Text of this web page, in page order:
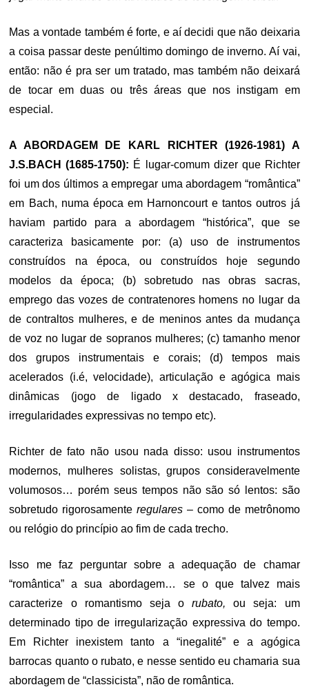
Mas a vontade também é forte, e aí decidi que não deixaria
a coisa passar deste penúltimo domingo de inverno. Aí vai,
então: não é pra ser um tratado, mas também não deixará
de tocar em duas ou três áreas que nos instigam em
especial.
A ABORDAGEM DE KARL RICHTER (1926-1981) A
J.S.BACH (1685-1750): É lugar-comum dizer que Richter
foi um dos últimos a empregar uma abordagem “romântica”
em Bach, numa época em Harnoncourt e tantos outros já
haviam partido para a abordagem “histórica”, que se
caracteriza basicamente por: (a) uso de instrumentos
construídos na época, ou construídos hoje segundo
modelos da época; (b) sobretudo nas obras sacras,
emprego das vozes de contratenores homens no lugar da
de contraltos mulheres, e de meninos antes da mudança
de voz no lugar de sopranos mulheres; (c) tamanho menor
dos grupos instrumentais e corais; (d) tempos mais
acelerados (i.é, velocidade), articulação e agógica mais
dinâmicas (jogo de ligado x destacado, fraseado,
irregularidades expressivas no tempo etc).
Richter de fato não usou nada disso: usou instrumentos
modernos, mulheres solistas, grupos consideravelmente
volumosos… porém seus tempos não são só lentos: são
sobretudo rigorosamenteregulares– como de metrônomo
ou relógio do princípio ao fim de cada trecho.
Isso me faz perguntar sobre a adequação de chamar
“romântica” a sua abordagem… se o que talvez mais
caracterize o romantismo seja orubato,ou seja: um
determinado tipo de irregularização expressiva do tempo.
Em Richter inexistem tanto a “inegalité” e a agógica
barrocas quanto o rubato, e nesse sentido eu chamaria sua
abordagem de “classicista”, não de romântica.